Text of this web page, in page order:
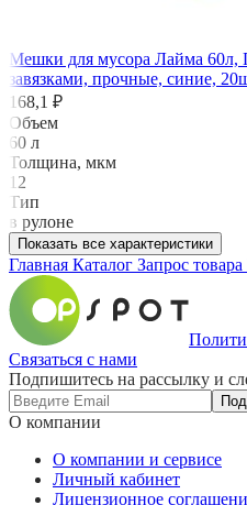
Мешки для мусора Лайма
завязками, прочные, синие,
168,1 ₽
Объем
60 л
Толщина, мкм
12
Тип
в рулоне
Показать все характеристики
Главная Каталог Запрос товара
Связаться с нами
Подпишитесь на рассылку и
О компании
О компании и сервисе
Личный кабинет
Лицензионное